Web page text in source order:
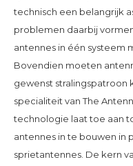
technisch een belangrijk
problemen daarbij
antennes in één systeem
Bovendien moeten
gewenst stralingspatroon
specialiteit van The
technologie laat toe aan
antennes in te bouwen in
sprietantennes. De kern